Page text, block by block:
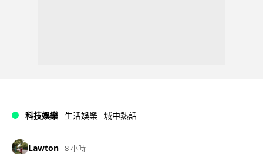
科技娛樂 生活娛樂 城中熱話
Lawton 8 小時